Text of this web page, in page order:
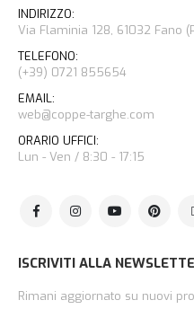
INDIRIZZO:
Via Flaminia 128, 61032 Fano
TELEFONO:
(+39) 0721 855654
EMAIL:
web@coppe-targhe.com
ORARIO UFFICI:
Lun - Ven / 8:30 - 17:15
ISCRIVITI ALLA
Rimani aggiornato su nuovi